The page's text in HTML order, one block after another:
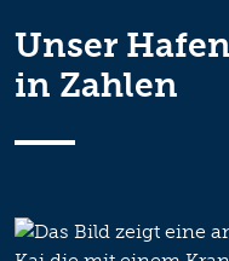
Unser
in Zahlen